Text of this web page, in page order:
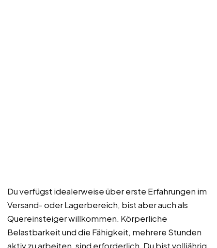
Du verfügst idealerweise über erste Erfahrungen im
Versand- oder Lagerbereich, bist aber auch als
Quereinsteiger willkommen. Körperliche
Belastbarkeit und die Fähigkeit, mehrere Stunden
aktiv zu arbeiten, sind erforderlich. Du bist volljährig